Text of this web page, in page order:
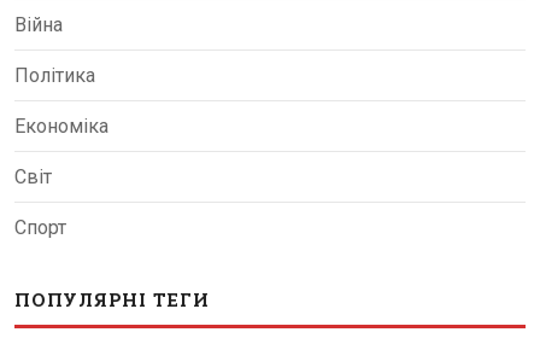
Війна
Політика
Економіка
Світ
Спорт
ПОПУЛЯРНІ ТЕГИ